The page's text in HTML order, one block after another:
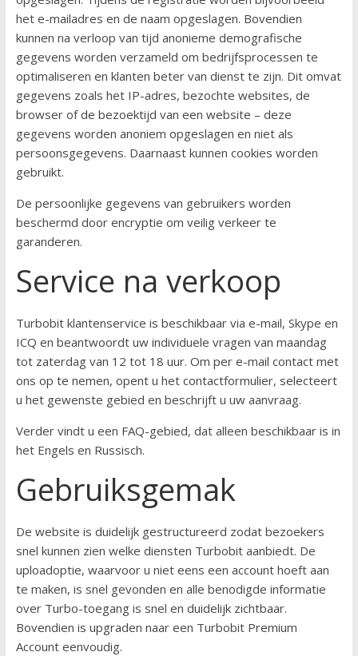
het e-mailadres en de naam opgeslagen. Bovendien
kunnen na verloop van tijd anonieme demografische
gegevens worden verzameld om bedrijfsprocessen te
optimaliseren en klanten beter van dienst te zijn. Dit omvat
gegevens zoals het IP-adres, bezochte websites, de
browser of de bezoektijd van een website – deze
gegevens worden anoniem opgeslagen en niet als
persoonsgegevens. Daarnaast kunnen cookies worden
gebruikt.
De persoonlijke gegevens van gebruikers worden
beschermd door encryptie om veilig verkeer te
garanderen.
Service na verkoop
Turbobit klantenservice is beschikbaar via e-mail, Skype en
ICQ en beantwoordt uw individuele vragen van maandag
tot zaterdag van 12 tot 18 uur. Om per e-mail contact met
ons op te nemen, opent u het contactformulier, selecteert
u het gewenste gebied en beschrijft u uw aanvraag.
Verder vindt u een FAQ-gebied, dat alleen beschikbaar is in
het Engels en Russisch.
Gebruiksgemak
De website is duidelijk gestructureerd zodat bezoekers
snel kunnen zien welke diensten Turbobit aanbiedt. De
uploadoptie, waarvoor u niet eens een account hoeft aan
te maken, is snel gevonden en alle benodigde informatie
over Turbo-toegang is snel en duidelijk zichtbaar.
Bovendien is upgraden naar een Turbobit Premium
Account eenvoudig.